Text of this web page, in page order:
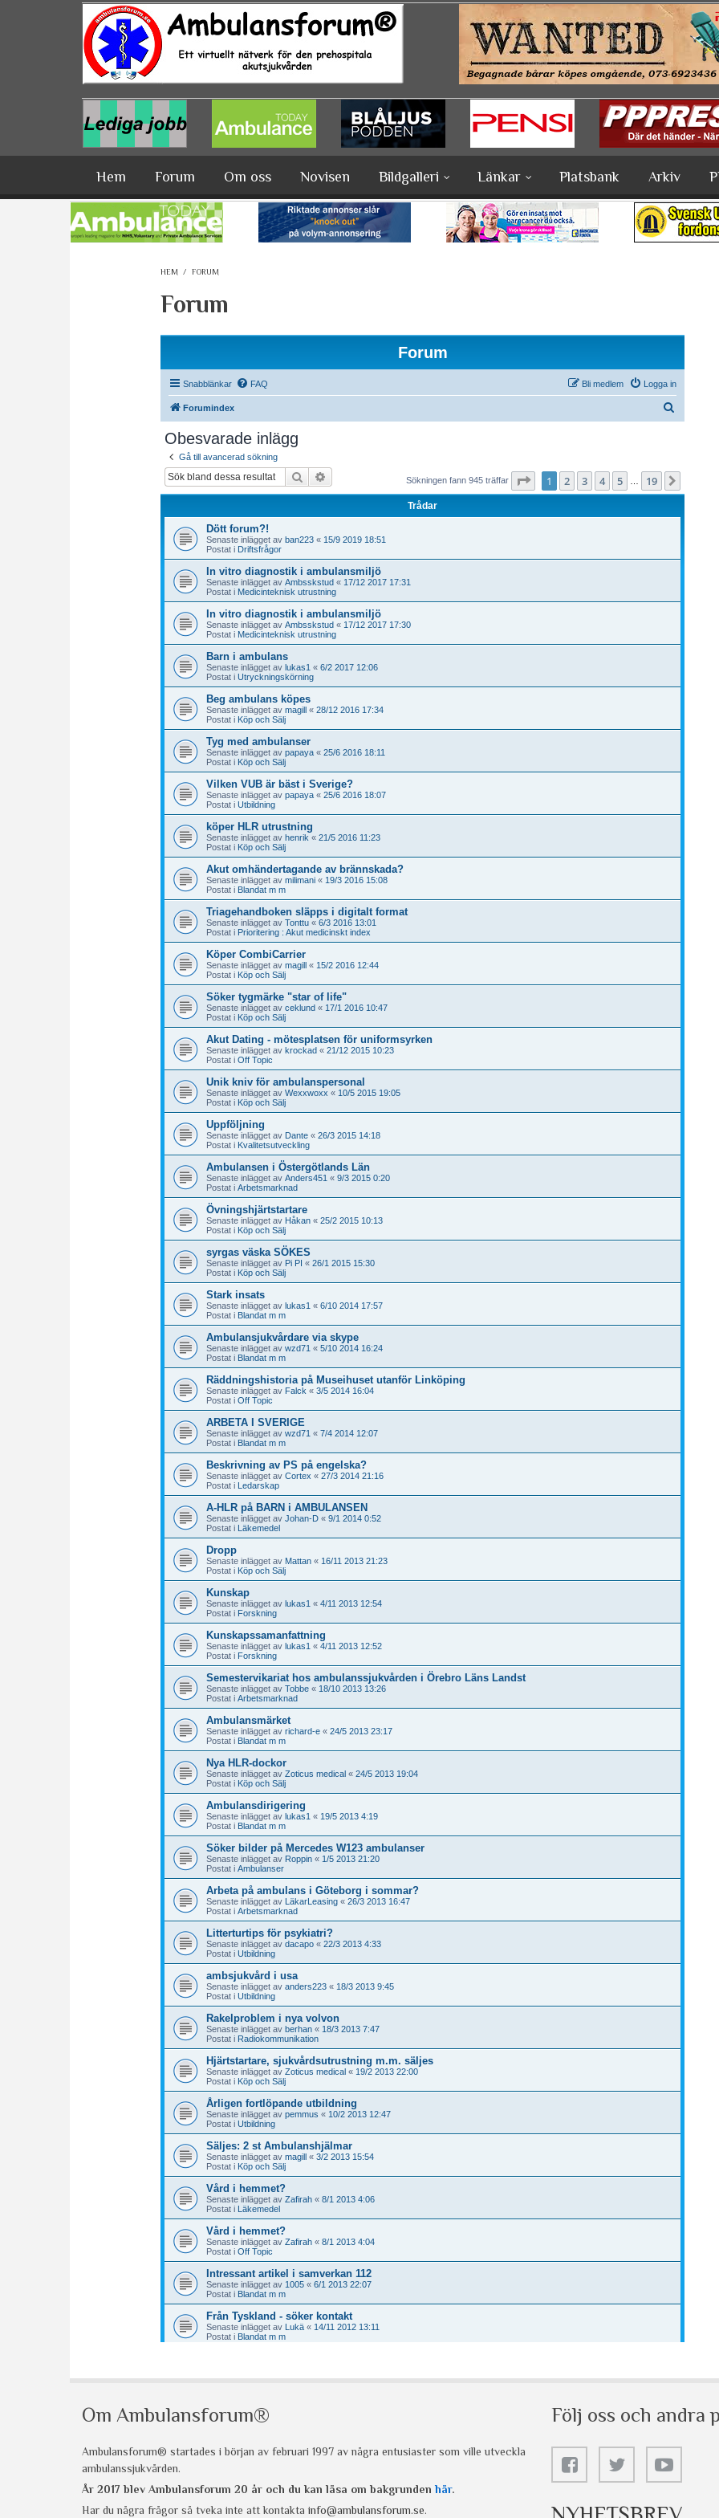
Hoppa till huvudinnehåll
Hem Forum Om oss Novisen Bildgalleri Länkar Platsbank Arkiv
HEM / FORUM
Forum
Om Ambulansforum®
Ambulansforum® startades i början av februari 1997 av några entusiaster som ville utveckla
ambulanssjukvården.
År 2017 blev Ambulansforum 20 år och du kan läsa om bakgrunden här.
Har du några frågor så tveka inte att kontakta info@ambulansforum.se.
Följ oss och andra